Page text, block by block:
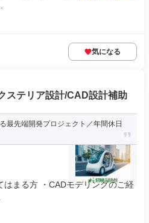
気になる
ステリア設計/CAD設計補助
最先端開発プロジェクト／年間休日
まる方 ・CADモデリングのご経